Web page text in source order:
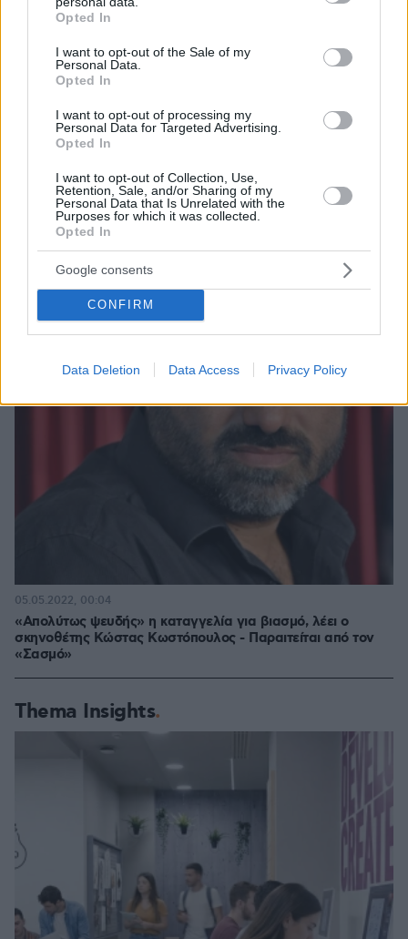
grant or deny consent to Google and its third-party tags to
use your data for below specified purposes in below Google
consent section.
Opted In
I want to opt-out of the Sale of my
Personal Data.
Opted In
I want to opt-out of processing my
Personal Data for Targeted Advertising.
Opted In
I want to opt-out of Collection, Use,
Retention, Sale, and/or Sharing of my
Personal Data that Is Unrelated with the
Purposes for which it was collected.
Opted In
Google consents
CONFIRM
Data Deletion Data Access Privacy Policy
Έλενα Αθανασοπούλου για Κώστα Κωστόπουλο: «Ήταν
07.05.2022, 14:47
«Απολύτως ψευδής» η καταγγελία για βιασμό, λέει ο
σκηνοθέτης Κώστας Κωστόπουλος - Παραιτείται από τον
«Σασμό»
05.05.2022, 00:04
Thema Insights